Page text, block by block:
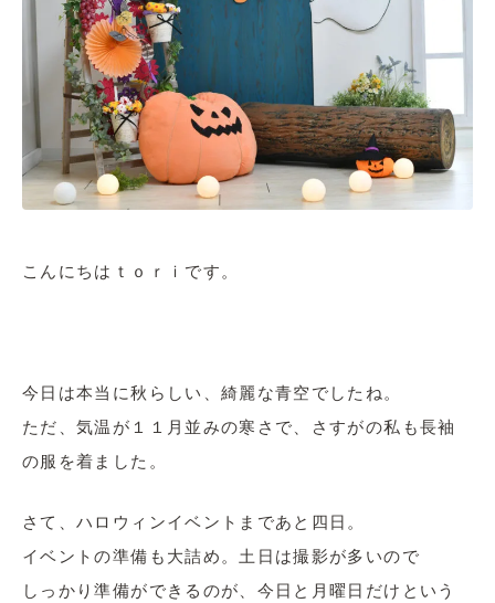
こんにちはｔｏｒｉです。
今日は本当に秋らしい、綺麗な青空でしたね。
ただ、気温が１１月並みの寒さで、さすがの私も長袖
の服を着ました。
さて、ハロウィンイベントまであと四日。
イベントの準備も大詰め。土日は撮影が多いので
しっかり準備ができるのが、今日と月曜日だけという